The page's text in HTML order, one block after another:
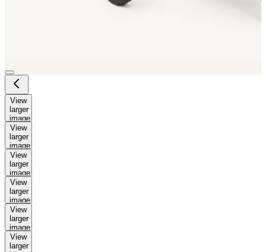
View
larger
image
View
larger
image
View
larger
image
View
larger
image
View
larger
image
View
larger